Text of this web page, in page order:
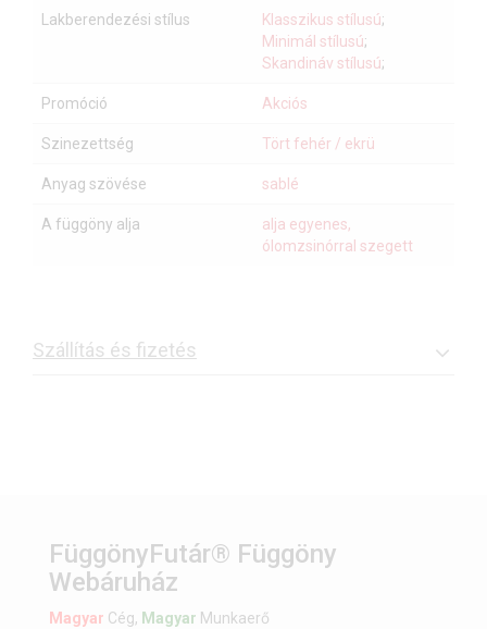
Lakberendezési stílus Klasszikus stílusú;
Minimál stílusú;
Skandináv stílusú;
Promóció Akciós
Szinezettség Tört fehér / ekrü
Anyag szövése sablé
A függöny alja
alja egyenes,
ólomzsinórral szegett
Szállítás és fizetés
FüggönyFutár® Függöny
Webáruház
Magyar Cég, Magyar Munkaerő